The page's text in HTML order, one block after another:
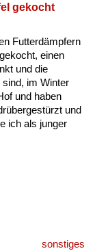
gekocht
Futterdämpfern
einen
und die
sind, im Winter
und haben
und
ich als junger
sonstiges